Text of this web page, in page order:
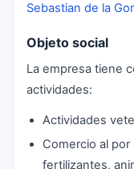
Sebastian de la
Objeto social
La empresa tiene
actividades:
Actividades
Comercio al
fertilizantes,